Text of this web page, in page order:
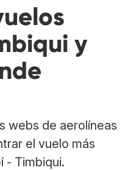
y
webs de aerolíneas
el vuelo más
- Timbiqui.